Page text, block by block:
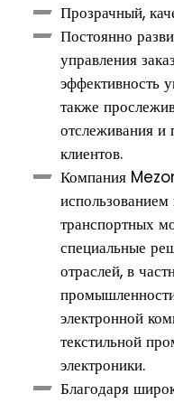
Прозрачный,
Постоянно
управления
эффективность
также
отслеживания и
клиентов.
Компания
транспортных
специальные
отраслей, в
электронной
текстильной
электроники.
Благодаря